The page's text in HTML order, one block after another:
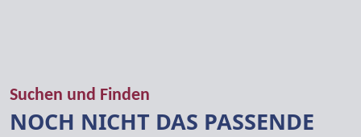
Suchen und Finden
NOCH NICHT DAS PASSENDE